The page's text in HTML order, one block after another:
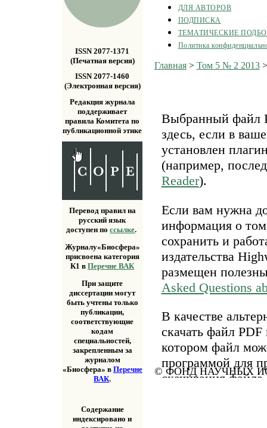
ISSN 2077-1371
(Печатная версия)
ISSN 2077-1460
(Электронная версия)
Редакция журнала
поддерживает
правила Комитета по
публикационной этике
Перевод правил на
русский язык
доступен поссылке.
Журналу«Биосфера»
присвоена категория
К1 вПеречне ВАК
При защите
диссертации могут
быть учтены только
публикации,
соответствующие
кодам
специальностей,
закрепленным за
журналом
«Биосфера» в Перечне
ВАК.
Содержание
индексировано и
ДЛЯ АВТОРОВ
ПОДПИСКА
ТЕМАТИЧЕСКИЕ
Политика
Главная> Том 5 № 2 2013
Выбранный файл
здесь, если в
установлен
(например,
Reader).
Если вам нужна
информация о
сохранить и
издательства
размещен
Asked Questions
В качестве
скачать файл
котором файл
программой для
скачивания
© ФОНД НАУЧНЫХ